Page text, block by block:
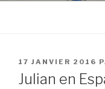
PUBLIÉ
LE
17 JANVIER 2016
Julian en